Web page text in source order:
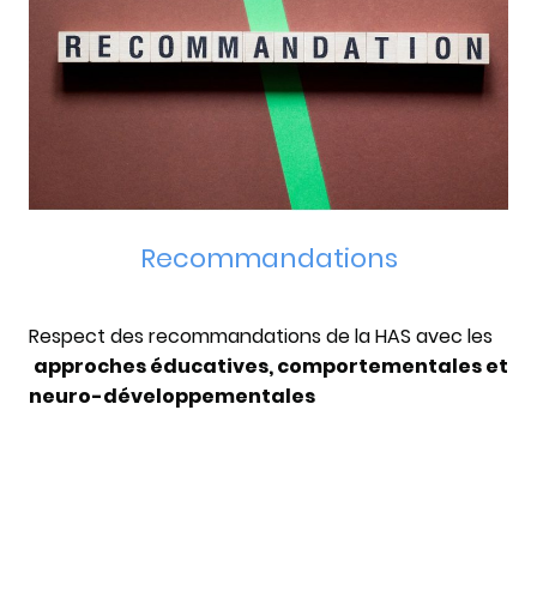
Recommandations
Respect des recommandations de la HAS avec les
approches éducatives, comportementales et
neuro-développementales